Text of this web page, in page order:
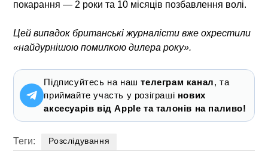
покарання — 2 роки та 10 місяців позбавлення волі.
Цей випадок британські журналісти вже охрестили
«найдурнішою помилкою дилера року».
Підписуйтесь на наштелеграм канал, та
приймайте участь у розіграші нових
аксесуарів від Apple та талонів на паливо!
Теги: Розслідування